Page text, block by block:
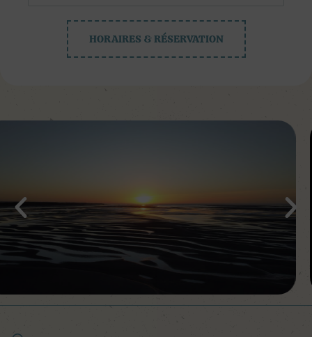
HORAIRES & RÉSERVATION